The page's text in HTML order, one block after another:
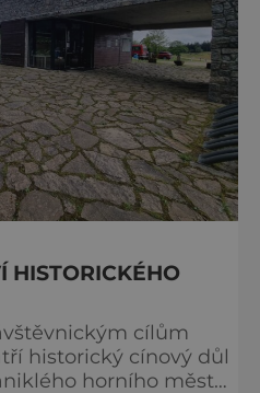
HISTORICKÉHO
cílům
historický cínový důl
horního města